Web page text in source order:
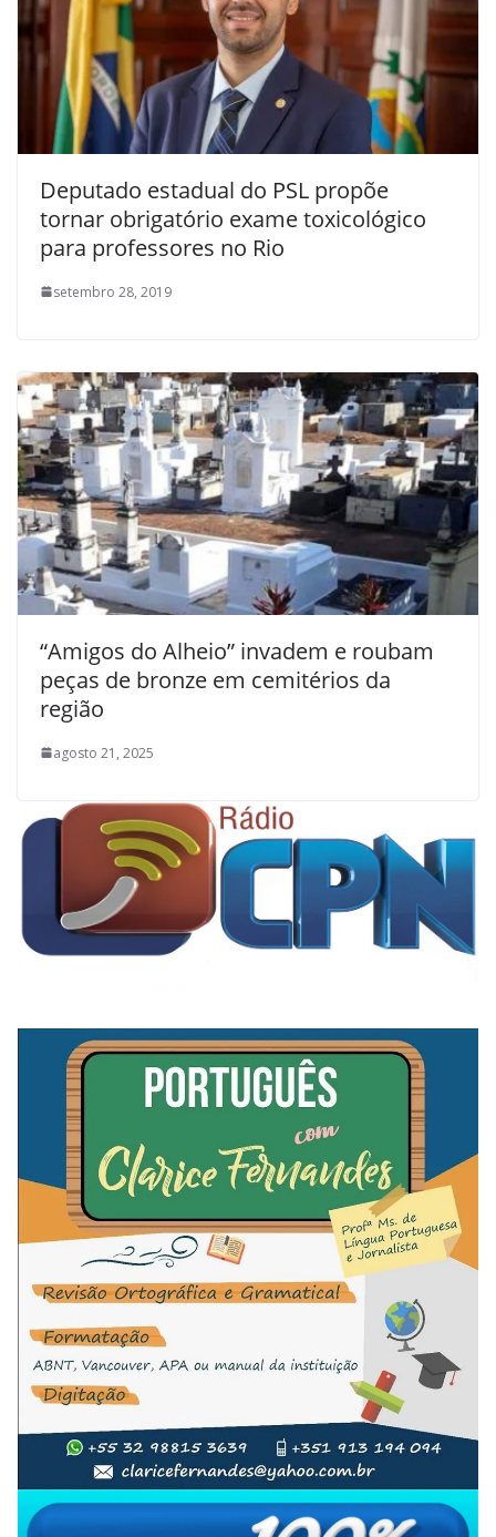
Deputado estadual do PSL propõe
tornar obrigatório exame toxicológico
para professores no Rio
setembro 28, 2019
“Amigos do Alheio” invadem e roubam
peças de bronze em cemitérios da
região
agosto 21, 2025